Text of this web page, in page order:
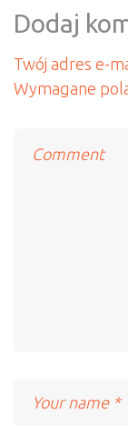
Dodaj
Twój adres e-
Wymagane